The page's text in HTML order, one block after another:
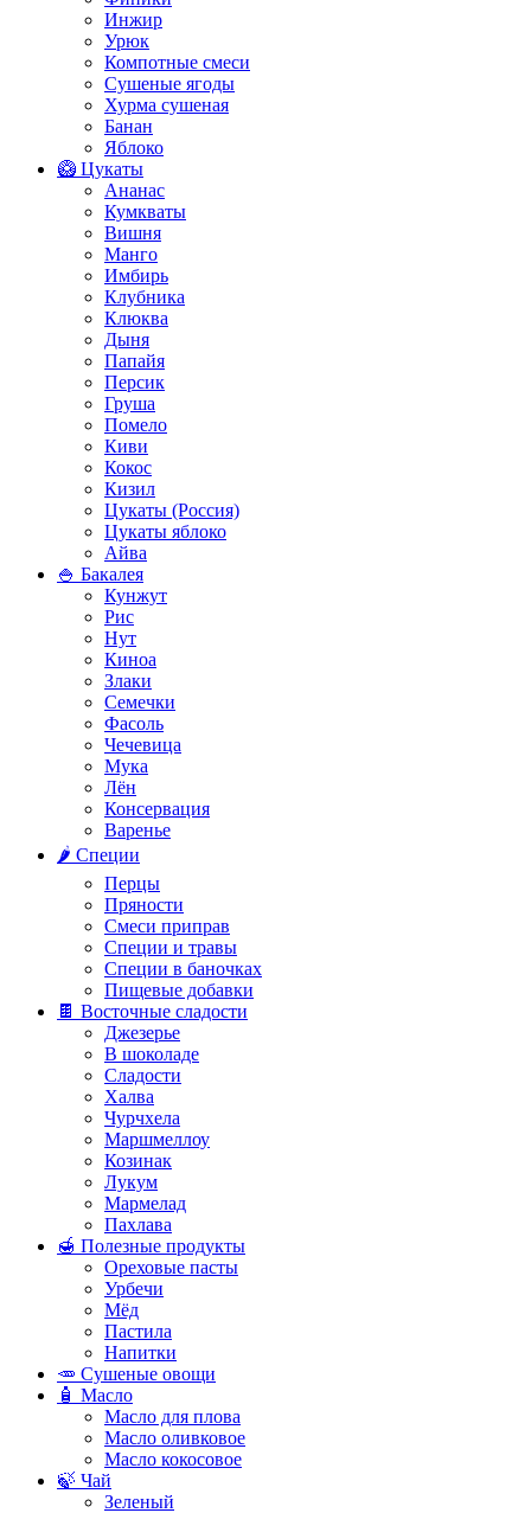
Инжир
Урюк
Компотные смеси
Сушеные ягоды
Хурма сушеная
Банан
Яблоко
🥝 Цукаты
Ананас
Кумкваты
Вишня
Манго
Имбирь
Клубника
Клюква
Дыня
Папайя
Персик
Груша
Помело
Киви
Кокос
Кизил
Цукаты (Россия)
Цукаты яблоко
Айва
🍚 Бакалея
Кунжут
Рис
Нут
Киноа
Злаки
Семечки
Фасоль
Чечевица
Мука
Лён
Консервация
Варенье
🌶️ Специи
Перцы
Пряности
Смеси приправ
Специи и травы
Специи в баночках
Пищевые добавки
🍫 Восточные сладости
Джезерье
В шоколаде
Сладости
Халва
Чурчхела
Маршмеллоу
Козинак
Лукум
Мармелад
Пахлава
🍯 Полезные продукты
Ореховые пасты
Урбечи
Мёд
Пастила
Напитки
🥕 Сушеные овощи
🧴 Масло
Масло для плова
Масло оливковое
Масло кокосовое
🍃 Чай
Зеленый